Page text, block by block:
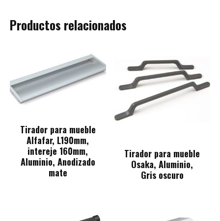
Productos relacionados
Tirador para mueble
Alfafar, L190mm,
intereje 160mm,
Aluminio, Anodizado
mate
Tirador para mueble
Osaka, Aluminio,
Gris oscuro